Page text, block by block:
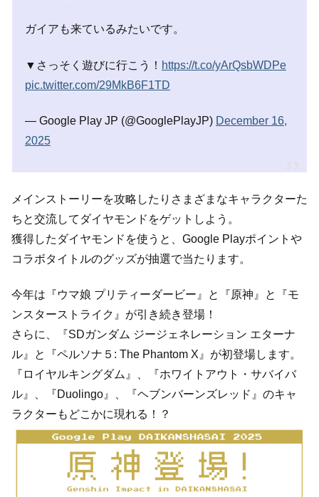
ガイアも来ているみたいです。
▼さっそく遊びに行こう！ https://t.co/yArQsbWDPe
pic.twitter.com/29MkB6F1TD
— Google Play JP (@GooglePlayJP) December 16,
2025
メインストーリーを攻略したりさまざまなキャラクターた
ちと交流してダイヤモンドをゲットしよう。
獲得したダイヤモンドを使うと、Google Playポイントや
コラボタイトルのグッズが抽選で当たります。
今年は『ウマ娘 プリティーダービー』と『原神』と『モ
ンスターストライク』が引き続き登場！
さらに、『SDガンダム ジージェネレーション エターナ
ル』と『ペルソナ５: The Phantom X』が初登場します。
『ロイヤルキングダム』、『ホワイトアウト・サバイバ
ル』、『Duolingo』、『ヘブンバーンズレッド』のキャ
ラクターもどこかに現れる！？